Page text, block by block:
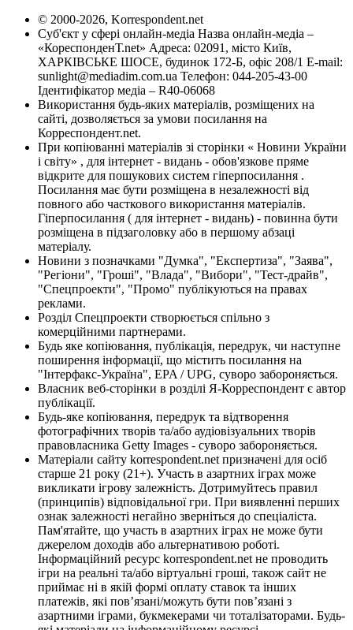
© 2000-2026, Korrespondent.net
Суб'єкт у сфері онлайн-медіа Назва онлайн-медіа –
«КореспонденТ.net» Адреса: 02091, місто Київ,
ХАРКІВСЬКЕ ШОСЕ, будинок 172-Б, офіс 208/1 E-mail:
sunlight@mediadim.com.ua Телефон: 044-205-43-00
Ідентифікатор медіа – R40-06068
Використання будь-яких матеріалів, розміщених на
сайті, дозволяється за умови посилання на
Корреспондент.net.
При копіюванні матеріалів зі сторінки « Новини України
і світу» , для інтернет - видань - обов'язкове пряме
відкрите для пошукових систем гіперпосилання .
Посилання має бути розміщена в незалежності від
повного або часткового використання матеріалів.
Гіперпосилання ( для інтернет - видань) - повинна бути
розміщена в підзаголовку або в першому абзаці
матеріалу.
Новини з позначками "Думка", "Експертиза", "Заява",
"Регіони", "Гроші", "Влада", "Вибори", "Тест-драйв",
"Спецпроекти", "Промо" публікуються на правах
реклами.
Розділ Спецпроекти створюється спільно з
комерційними партнерами.
Будь яке копіювання, публікація, передрук, чи наступне
поширення інформації, що містить посилання на
"Інтерфакс-Україна", EPA / UPG, суворо забороняється.
Власник веб-сторінки в розділі Я-Корреспондент є автор
публікації.
Будь-яке копіювання, передрук та відтворення
фотографічних творів та/або аудіовізуальних творів
правовласника Getty Images - суворо забороняється.
Матеріали сайту korrespondent.net призначені для осіб
старше 21 року (21+). Участь в азартних іграх може
викликати ігрову залежність. Дотримуйтесь правил
(принципів) відповідальної гри. При виявленні перших
ознак залежності негайно зверніться до спеціаліста.
Пам'ятайте, що участь в азартних іграх не може бути
джерелом доходів або альтернативою роботі.
Інформаційний ресурс korrespondent.net не проводить
ігри на реальні та/або віртуальні гроші, також сайт не
приймає ні в якій формі оплату ставок та інших
платежів, які пов’язані/можуть бути пов’язані з
азартними іграми, букмекерами чи тоталізаторами. Будь-